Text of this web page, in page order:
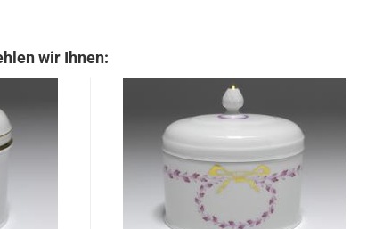
wir Ihnen: